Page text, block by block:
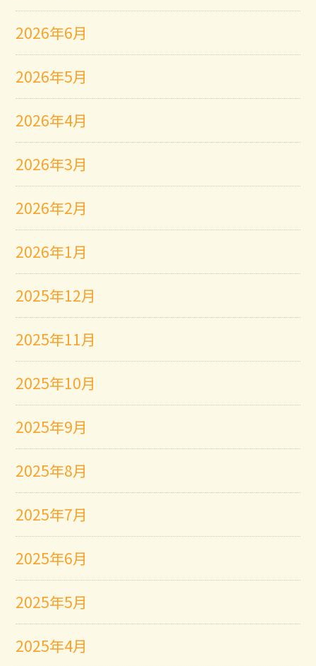
2026年6月
2026年5月
2026年4月
2026年3月
2026年2月
2026年1月
2025年12月
2025年11月
2025年10月
2025年9月
2025年8月
2025年7月
2025年6月
2025年5月
2025年4月